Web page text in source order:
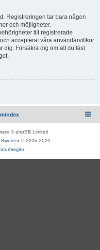
Registreringen tar bara någon
och möjligheter.
till registrerade
accepterat våra användarvillkor
dig. Försäkra dig om att du läst
© phpBB Limited
© 2006-2020